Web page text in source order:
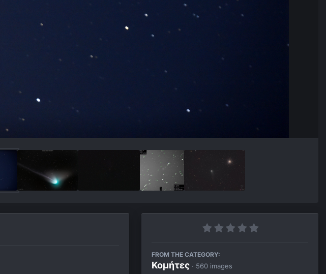
FROM THE CATEGORY:
Κομήτες · 560 images